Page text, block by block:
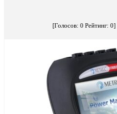
[Голосов: 0 Рейтинг: 0]